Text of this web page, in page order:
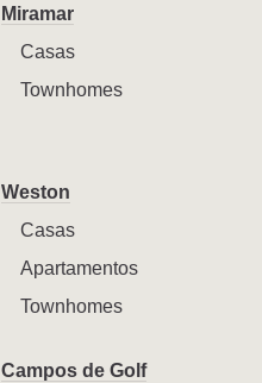
Miramar
Casas
Townhomes
Weston
Casas
Apartamentos
Townhomes
Campos de Golf